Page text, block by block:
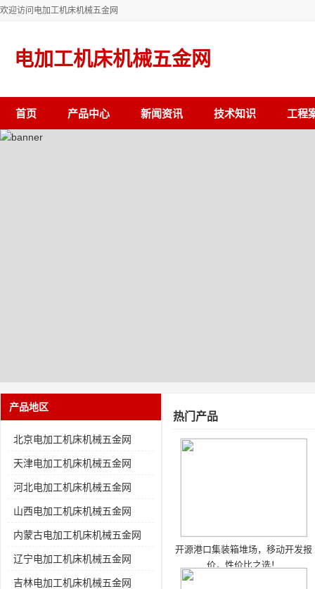
欢迎访问电加工机床机械五金网
电加工机床机械五金网
首页 产品中心 新闻资讯 技术知识 工程
产品地区
北京电加工机床机械五金网
天津电加工机床机械五金网
河北电加工机床机械五金网
山西电加工机床机械五金网
内蒙古电加工机床机械五金网
辽宁电加工机床机械五金网
吉林电加工机床机械五金网
热门产品
开源港口集装箱堆场，移动开发报
价，性价比之选！